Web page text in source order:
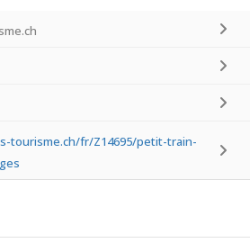
tourisme.ch/fr/Z14695/petit-train-